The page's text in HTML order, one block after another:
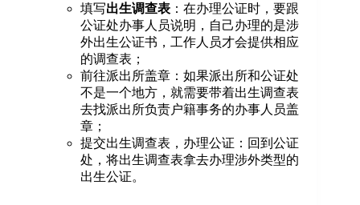
填写出生调查表 ：在办理公证时，要跟
公证处办事人员说明，自己办理的是涉
外出生公证书，工作人员才会提供相应
的调查表；
前往派出所盖章：如果派出所和公证处
不是一个地方，就需要带着出生调查表
去找派出所负责户籍事务的办事人员盖
章；
提交出生调查表，办理公证：回到公证
处，将出生调查表拿去办理涉外类型的
出生公证。